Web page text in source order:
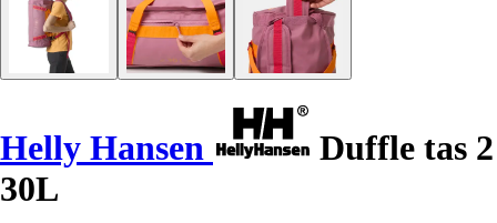
Helly Hansen
Duffle tas 2
30L